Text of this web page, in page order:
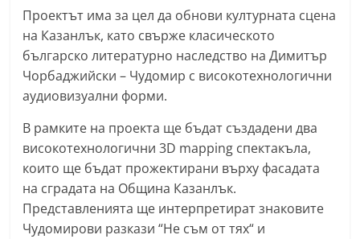
k
a
z
a
l
k
-
b
Проектът има за цел да обнови културната сцена
на Казанлък, като свърже класическото
българско литературно наследство на Димитър
Чорбаджийски – Чудомир с високотехнологични
аудиовизуални форми.
В рамките на проекта ще бъдат създадени два
високотехнологични 3D mapping спектакъла,
които ще бъдат прожектирани върху фасадата
на сградата на Община Казанлък.
Представленията ще интерпретират знаковите
Чудомирови разкази “Не съм от тях“ и